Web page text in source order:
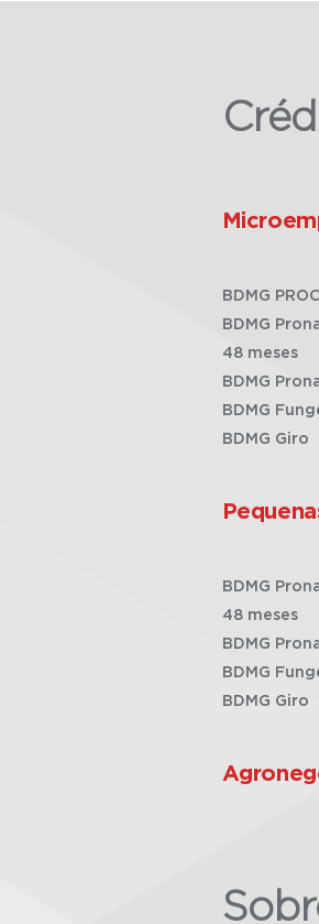
BDMG
BDMG
48 meses
BDMG
BDMG
BDMG Giro
BDMG
48 meses
BDMG
BDMG
BDMG Giro